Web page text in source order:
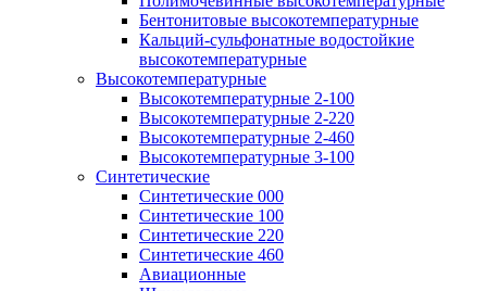
Бентонитовые высокотемпературные
Кальций-сульфонатные водостойкие
высокотемпературные
Высокотемпературные
Высокотемпературные 2-100
Высокотемпературные 2-220
Высокотемпературные 2-460
Высокотемпературные 3-100
Синтетические
Синтетические 000
Синтетические 100
Синтетические 220
Синтетические 460
Авиационные